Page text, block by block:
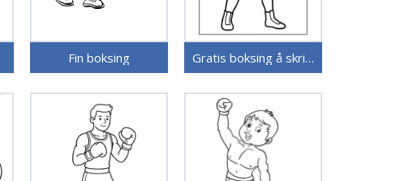
Fin boksing Gratis boksing å skrive ut